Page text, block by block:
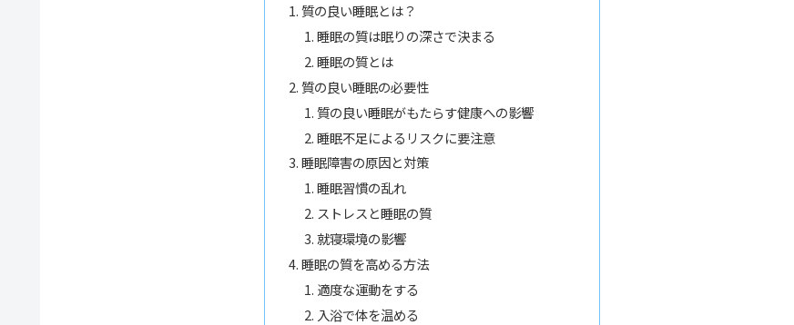
質の良い睡眠とは？
睡眠の質は眠りの深さで決まる
睡眠の質とは
質の良い睡眠の必要性
質の良い睡眠がもたらす健康への影響
睡眠不足によるリスクに要注意
睡眠障害の原因と対策
睡眠習慣の乱れ
ストレスと睡眠の質
就寝環境の影響
睡眠の質を高める方法
適度な運動をする
入浴で体を温める